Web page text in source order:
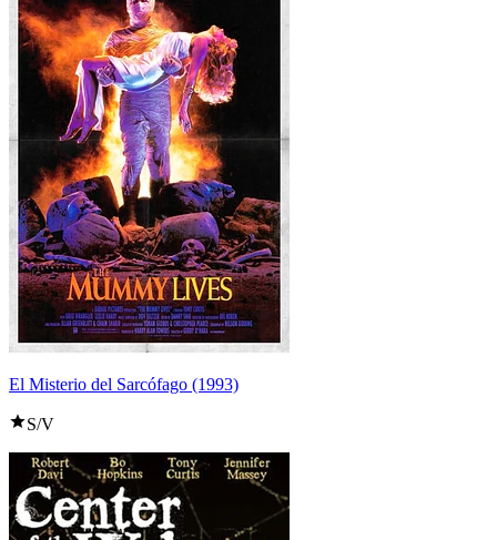
El Misterio del Sarcófago (1993)
S/V